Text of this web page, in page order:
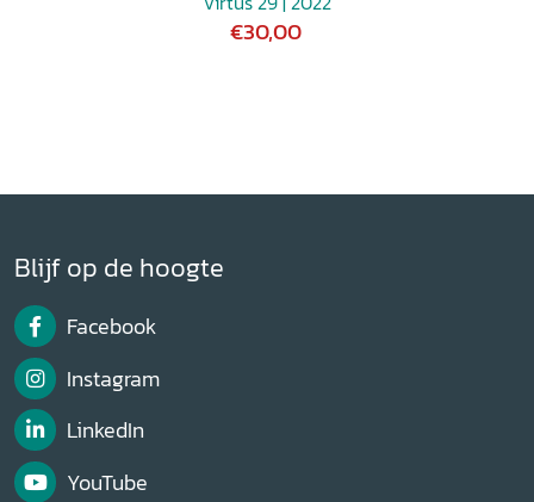
€30,00
Blijf op de hoogte
Facebook
Instagram
LinkedIn
YouTube